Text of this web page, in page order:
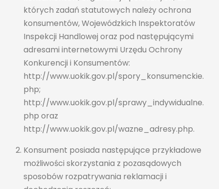
których zadań statutowych należy ochrona
konsumentów, Wojewódzkich Inspektoratów
Inspekcji Handlowej oraz pod następującymi
adresami internetowymi Urzędu Ochrony
Konkurencji i Konsumentów:
http://www.uokik.gov.pl/spory_konsumenckie.
php;
http://www.uokik.gov.pl/sprawy_indywidualne.
php oraz
http://www.uokik.gov.pl/wazne_adresy.php.
Konsument posiada następujące przykładowe
możliwości skorzystania z pozasądowych
sposobów rozpatrywania reklamacji i